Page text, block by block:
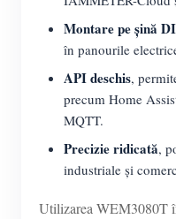
Montare pe șină
în panourile
API deschis,
precum Home
MQTT.
Precizie ridicată,
industriale și
Utilizarea WEM3080T